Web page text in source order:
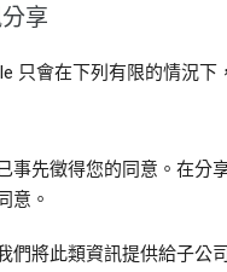
享
只會在下列有限的情況下
事先徵得您的同意。在分
意。
們將此類資訊提供給子公